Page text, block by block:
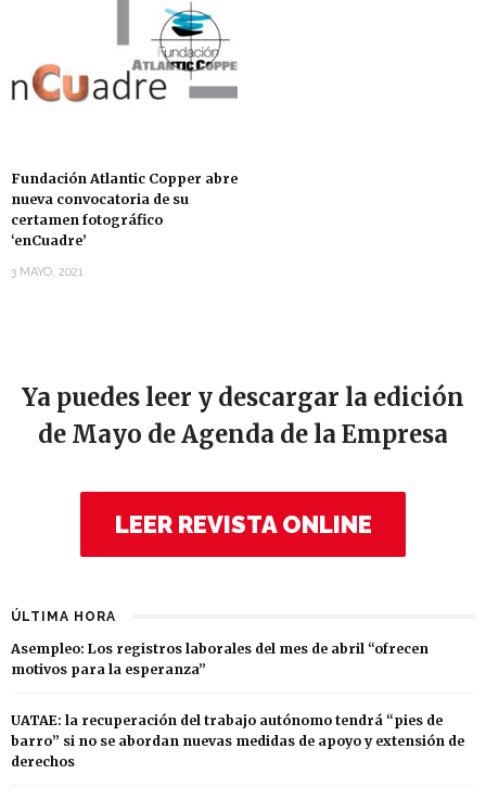
Fundación Atlantic Copper abre
nueva convocatoria de su
certamen fotográfico
‘enCuadre’
3 MAYO, 2021
Ya puedes leer y descargar la edición
de Mayo de Agenda de la Empresa
LEER REVISTA ONLINE
ÚLTIMA HORA
Asempleo: Los registros laborales del mes de abril “ofrecen
motivos para la esperanza”
UATAE: la recuperación del trabajo autónomo tendrá “pies de
barro” si no se abordan nuevas medidas de apoyo y extensión de
derechos